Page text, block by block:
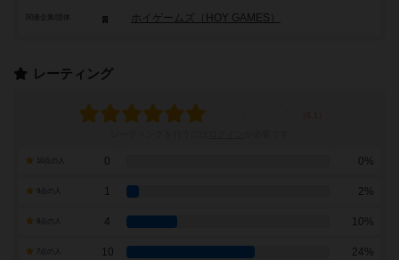
ホイゲームズ（HOY GAMES）
レーティング
0 0%
1 2%
4 10%
7点の人 10 24%